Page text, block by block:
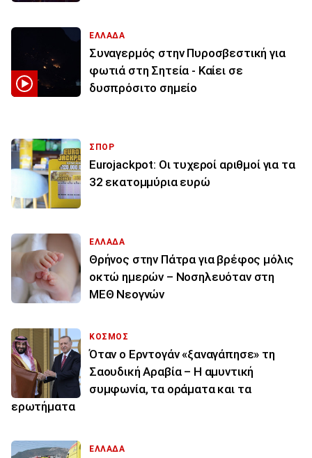
ΕΛΛΑΔΑ
Συναγερμός στην Πυροσβεστική για
φωτιά στη Σητεία - Καίει σε
δυσπρόσιτο σημείο
ΣΠΟΡ
Eurojackpot: Οι τυχεροί αριθμοί για τα
32 εκατoμμύρια ευρώ
ΕΛΛΑΔΑ
Θρήνος στην Πάτρα για βρέφος μόλις
οκτώ ημερών – Νοσηλευόταν στη
ΜΕΘ Νεογνών
ΚΟΣΜΟΣ
Όταν ο Ερντογάν «ξαναγάπησε» τη
Σαουδική Αραβία – Η αμυντική
συμφωνία, τα οράματα και τα
ερωτήματα
ΕΛΛΑΔΑ